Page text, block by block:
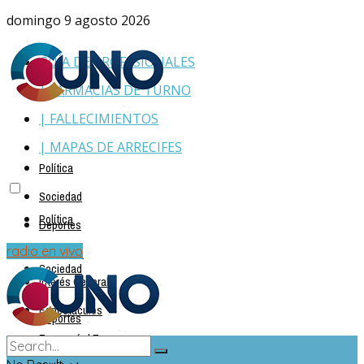
domingo 9 agosto 2026
GUÍA DE PROFESIONALES
| FARMACIAS DE TURNO
| FALLECIMIENTOS
| MAPAS DE ARRECIFES
Política
Sociedad
Deportes
Policiales
Interés General
Espectáculos
Economía | Empresas
Política
Sociedad
Deportes
radio en vivo